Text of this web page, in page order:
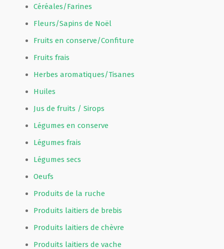
Céréales/Farines
Fleurs/Sapins de Noël
Fruits en conserve/Confiture
Fruits frais
Herbes aromatiques/Tisanes
Huiles
Jus de fruits / Sirops
Légumes en conserve
Légumes frais
Légumes secs
Oeufs
Produits de la ruche
Produits laitiers de brebis
Produits laitiers de chèvre
Produits laitiers de vache